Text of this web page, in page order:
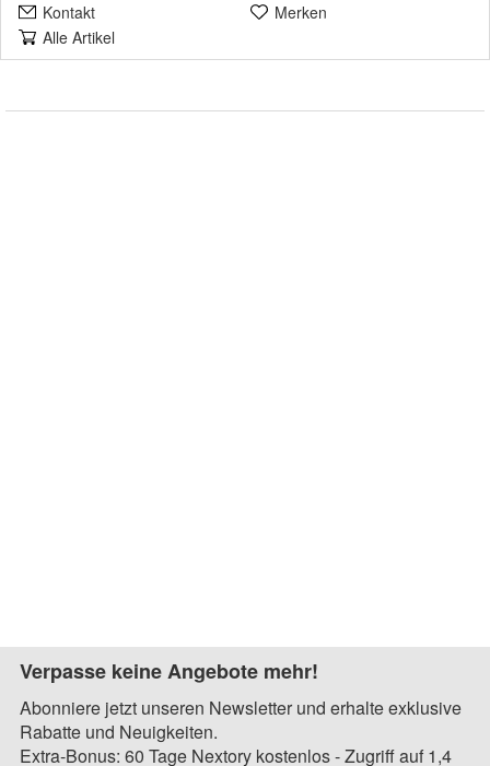
Kontakt
Merken
Alle Artikel
Verpasse keine Angebote mehr!
Abonniere jetzt unseren Newsletter und erhalte exklusive
Rabatte und Neuigkeiten.
Extra-Bonus: 60 Tage Nextory kostenlos - Zugriff auf 1,4